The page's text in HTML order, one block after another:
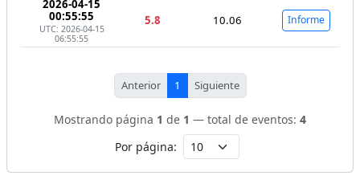
2026-04-15
00:55:55
UTC: 2026-04-15
06:55:55
5.8 10.06 Informe
Anterior 1 Siguiente
Mostrando página 1 de 1 — total de eventos: 4
Por página: